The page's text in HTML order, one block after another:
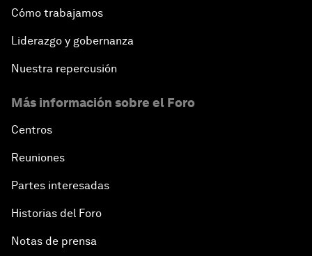
Cómo trabajamos
Liderazgo y gobernanza
Nuestra repercusión
Más información sobre el Foro
Centros
Reuniones
Partes interesadas
Historias del Foro
Notas de prensa